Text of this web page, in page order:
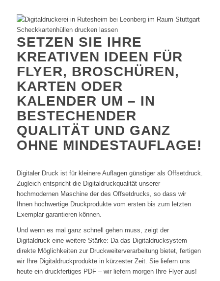
SETZEN SIE IHRE
KREATIVEN IDEEN FÜR
FLYER, BROSCHÜREN,
KARTEN ODER
KALENDER UM – IN
BESTECHENDER
QUALITÄT UND GANZ
OHNE MINDESTAUFLAGE!
Digitaler Druck ist für kleinere Auflagen günstiger als Offsetdruck.
Zugleich entspricht die Digitaldruckqualität unserer
hochmodernen Maschine der des Offsetdrucks, so dass wir
Ihnen hochwertige Druckprodukte vom ersten bis zum letzten
Exemplar garantieren können.
Und wenn es mal ganz schnell gehen muss, zeigt der
Digitaldruck eine weitere Stärke: Da das Digitaldrucksystem
direkte Möglichkeiten zur Druckweiterverarbeitung bietet, fertigen
wir Ihre Digitaldruckprodukte in kürzester Zeit. Sie liefern uns
heute ein druckfertiges PDF – wir liefern morgen Ihre Flyer aus!